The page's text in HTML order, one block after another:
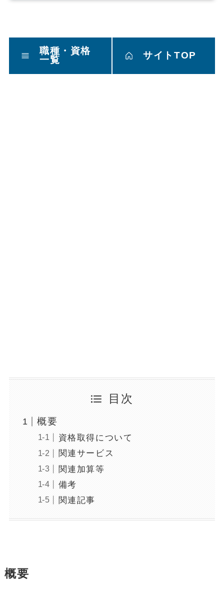
職種・資格
一覧
サイトTOP
目次
概要
資格取得について
関連サービス
関連加算等
備考
関連記事
概要